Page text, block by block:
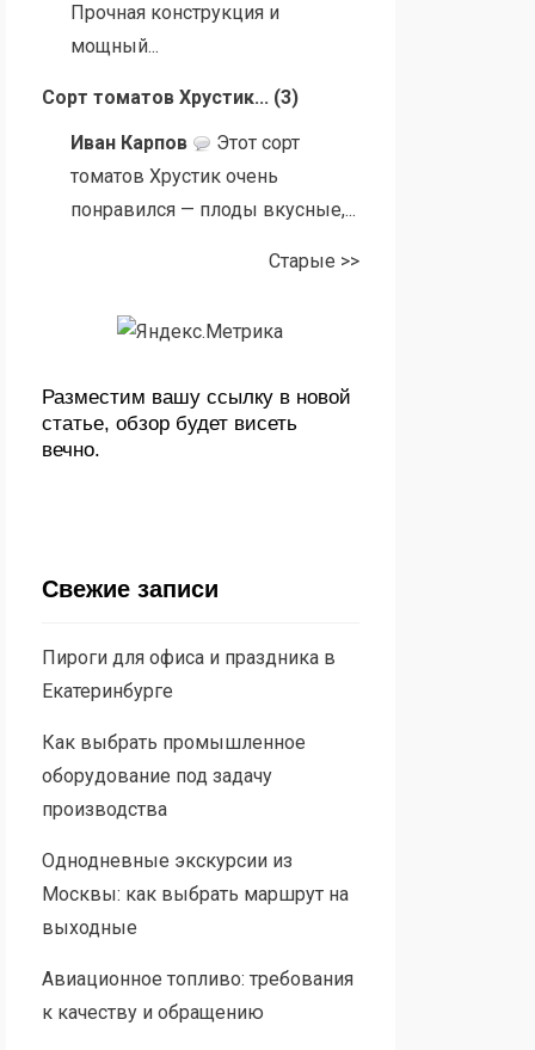
Прочная конструкция и
мощный...
Сорт томатов Хрустик... (3)
Иван Карпов
Этот сорт
томатов Хрустик очень
понравился — плоды вкусные,...
Старые >>
Разместим вашу ссылку в новой
статье, обзор будет висеть
вечно.
Свежие записи
Пироги для офиса и праздника в
Екатеринбурге
Как выбрать промышленное
оборудование под задачу
производства
Однодневные экскурсии из
Москвы: как выбрать маршрут на
выходные
Авиационное топливо: требования
к качеству и обращению